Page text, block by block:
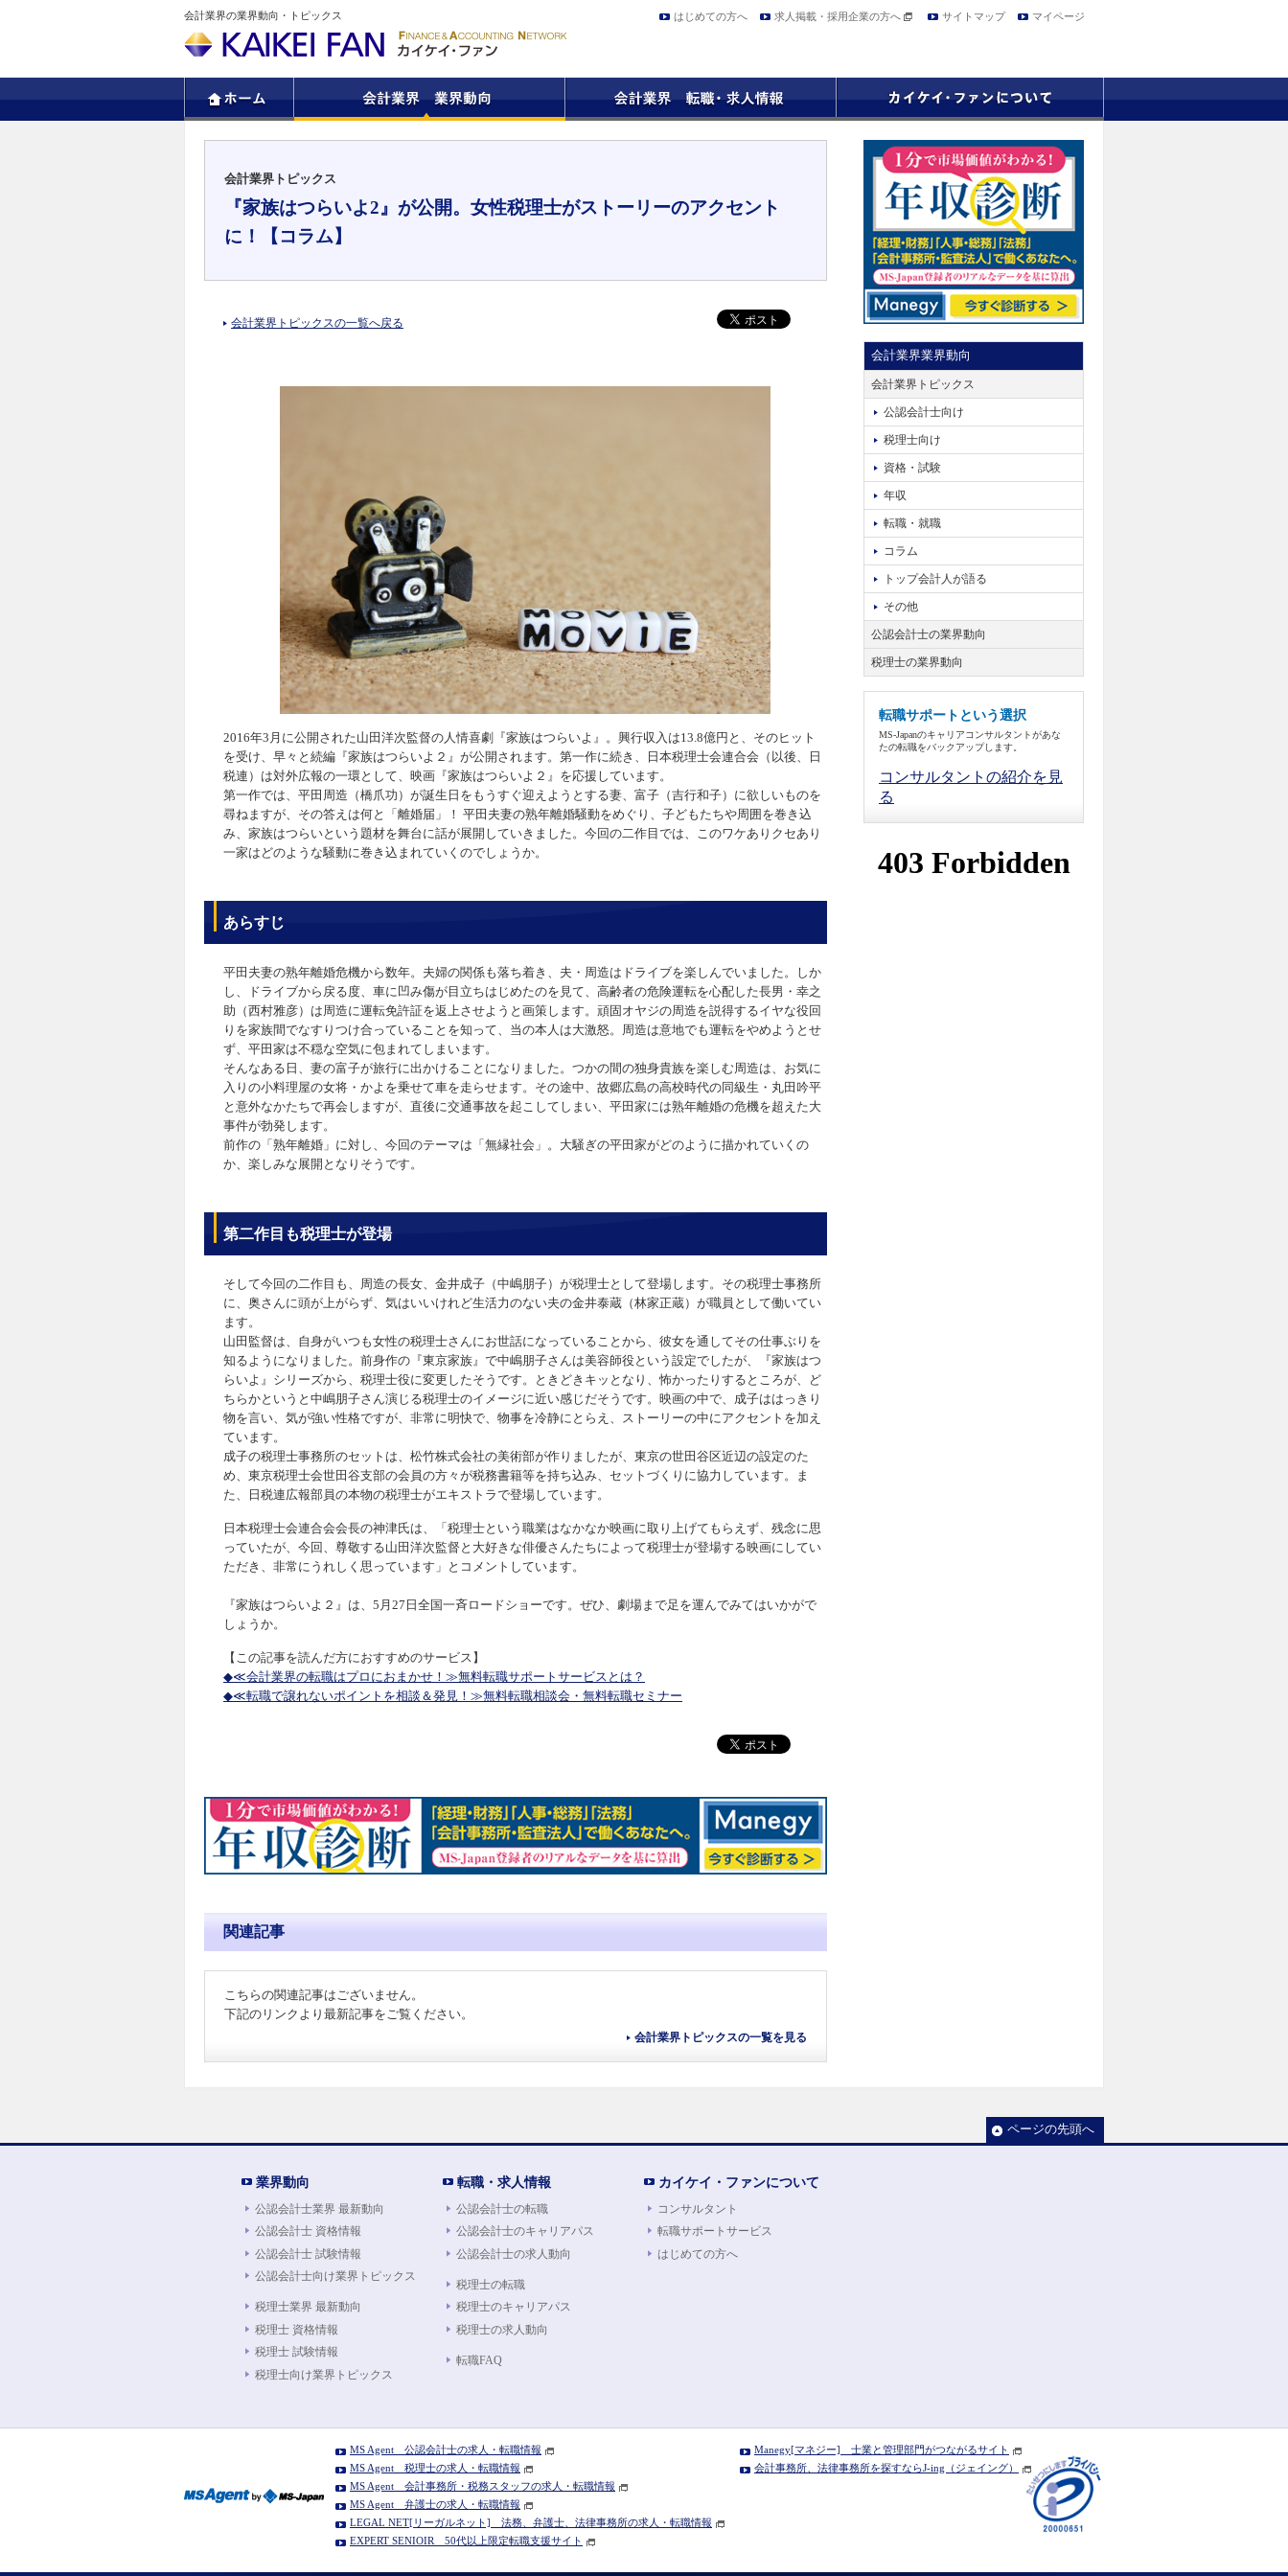
会計業界の業界動向・トピックス はじめての方へ 求人掲載・採用企業の方へ サイトマップ マイページ
会計業界トピックス
『家族はつらいよ2』が公開。女性税理士がストーリーのアクセント
に！【コラム】
会計業界トピックスの一覧へ戻る
2016年3月に公開された山田洋次監督の人情喜劇『家族はつらいよ』。興行収入は13.8億円と、そのヒット
を受け、早々と続編『家族はつらいよ２』が公開されます。第一作に続き、日本税理士会連合会（以後、日
税連）は対外広報の一環として、映画『家族はつらいよ２』を応援しています。
第一作では、平田周造（橋爪功）が誕生日をもうすぐ迎えようとする妻、富子（吉行和子）に欲しいものを
尋ねますが、その答えは何と「離婚届」！ 平田夫妻の熟年離婚騒動をめぐり、子どもたちや周囲を巻き込
み、家族はつらいという題材を舞台に話が展開していきました。今回の二作目では、このワケありクセあり
一家はどのような騒動に巻き込まれていくのでしょうか。
あらすじ
平田夫妻の熟年離婚危機から数年。夫婦の関係も落ち着き、夫・周造はドライブを楽しんでいました。しか
し、ドライブから戻る度、車に凹み傷が目立ちはじめたのを見て、高齢者の危険運転を心配した長男・幸之
助（西村雅彦）は周造に運転免許証を返上させようと画策します。頑固オヤジの周造を説得するイヤな役回
りを家族間でなすりつけ合っていることを知って、当の本人は大激怒。周造は意地でも運転をやめようとせ
ず、平田家は不穏な空気に包まれてしまいます。
そんなある日、妻の富子が旅行に出かけることになりました。つかの間の独身貴族を楽しむ周造は、お気に
入りの小料理屋の女将・かよを乗せて車を走らせます。その途中、故郷広島の高校時代の同級生・丸田吟平
と意外なかたちで再会しますが、直後に交通事故を起こしてしまい、平田家には熟年離婚の危機を超えた大
事件が勃発します。
前作の「熟年離婚」に対し、今回のテーマは「無縁社会」。大騒ぎの平田家がどのように描かれていくの
か、楽しみな展開となりそうです。
第二作目も税理士が登場
そして今回の二作目も、周造の長女、金井成子（中嶋朋子）が税理士として登場します。その税理士事務所
に、奥さんに頭が上がらず、気はいいけれど生活力のない夫の金井泰蔵（林家正蔵）が職員として働いてい
ます。
山田監督は、自身がいつも女性の税理士さんにお世話になっていることから、彼女を通してその仕事ぶりを
知るようになりました。前身作の『東京家族』で中嶋朋子さんは美容師役という設定でしたが、『家族はつ
らいよ』シリーズから、税理士役に変更したそうです。ときどきキッとなり、怖かったりするところが、ど
ちらかというと中嶋朋子さん演じる税理士のイメージに近い感じだそうです。映画の中で、成子ははっきり
物を言い、気が強い性格ですが、非常に明快で、物事を冷静にとらえ、ストーリーの中にアクセントを加え
ています。
成子の税理士事務所のセットは、松竹株式会社の美術部が作りましたが、東京の世田谷区近辺の設定のた
め、東京税理士会世田谷支部の会員の方々が税務書籍等を持ち込み、セットづくりに協力しています。ま
た、日税連広報部員の本物の税理士がエキストラで登場しています。
日本税理士会連合会会長の神津氏は、「税理士という職業はなかなか映画に取り上げてもらえず、残念に思
っていたが、今回、尊敬する山田洋次監督と大好きな俳優さんたちによって税理士が登場する映画にしてい
ただき、非常にうれしく思っています」とコメントしています。
『家族はつらいよ２』は、5月27日全国一斉ロードショーです。ぜひ、劇場まで足を運んでみてはいかがで
しょうか。
【この記事を読んだ方におすすめのサービス】
◆≪会計業界の転職はプロにおまかせ！≫無料転職サポートサービスとは？
◆≪転職で譲れないポイントを相談＆発見！≫無料転職相談会・無料転職セミナー
関連記事
こちらの関連記事はございません。
下記のリンクより最新記事をご覧ください。
会計業界トピックスの一覧を見る
会計業界業界動向
会計業界トピックス
公認会計士向け
税理士向け
資格・試験
年収
転職・就職
コラム
トップ会計人が語る
その他
公認会計士の業界動向
税理士の業界動向
転職サポートという選択
MS-Japanのキャリアコンサルタントがあな
たの転職をバックアップします。
コンサルタントの紹介を見
る
ページの先頭へ
業界動向
公認会計士業界 最新動向
公認会計士 資格情報
公認会計士 試験情報
公認会計士向け業界トピックス
税理士業界 最新動向
税理士 資格情報
税理士 試験情報
税理士向け業界トピックス
転職・求人情報
公認会計士の転職
公認会計士のキャリアパス
公認会計士の求人動向
税理士の転職
税理士のキャリアパス
税理士の求人動向
転職FAQ
カイケイ・ファンについて
コンサルタント
転職サポートサービス
はじめての方へ
MS Agent 公認会計士の求人・転職情報
MS Agent 税理士の求人・転職情報
MS Agent 会計事務所・税務スタッフの求人・転職情報
MS Agent 弁護士の求人・転職情報
LEGAL NET[リーガルネット] 法務、弁護士、法律事務所の求人・転職情報
EXPERT SENIOIR 50代以上限定転職支援サイト
Manegy[マネジー] 士業と管理部門がつながるサイト
会計事務所、法律事務所を探すならJ-ing（ジェイング）